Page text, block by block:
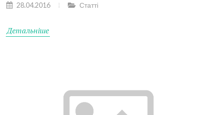
28.04.2016 Статті
Детальніше